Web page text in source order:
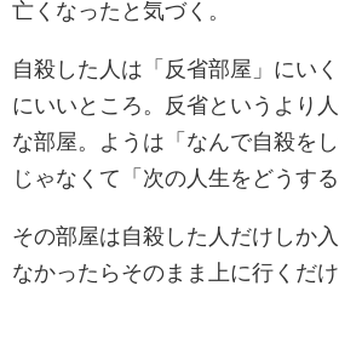
亡くなったと気づく。
自殺した人は「反省部屋」にい
にいいところ。反省というより
な部屋。ようは「なんで自殺を
じゃなくて「次の人生をどうす
その部屋は自殺した人だけしか
なかったらそのまま上に行くだけ